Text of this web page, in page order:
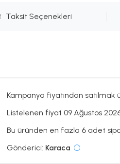
Taksit Seçenekleri
Kampanya fiyatından
Listelenen fiyat 09 Ağustos
Bu üründen en fazla 6 adet
Gönderici: Karaca